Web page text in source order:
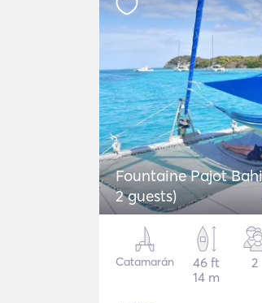
Fountaine Pajot
2 guests)
Catamarán
46 ft
14 m
2